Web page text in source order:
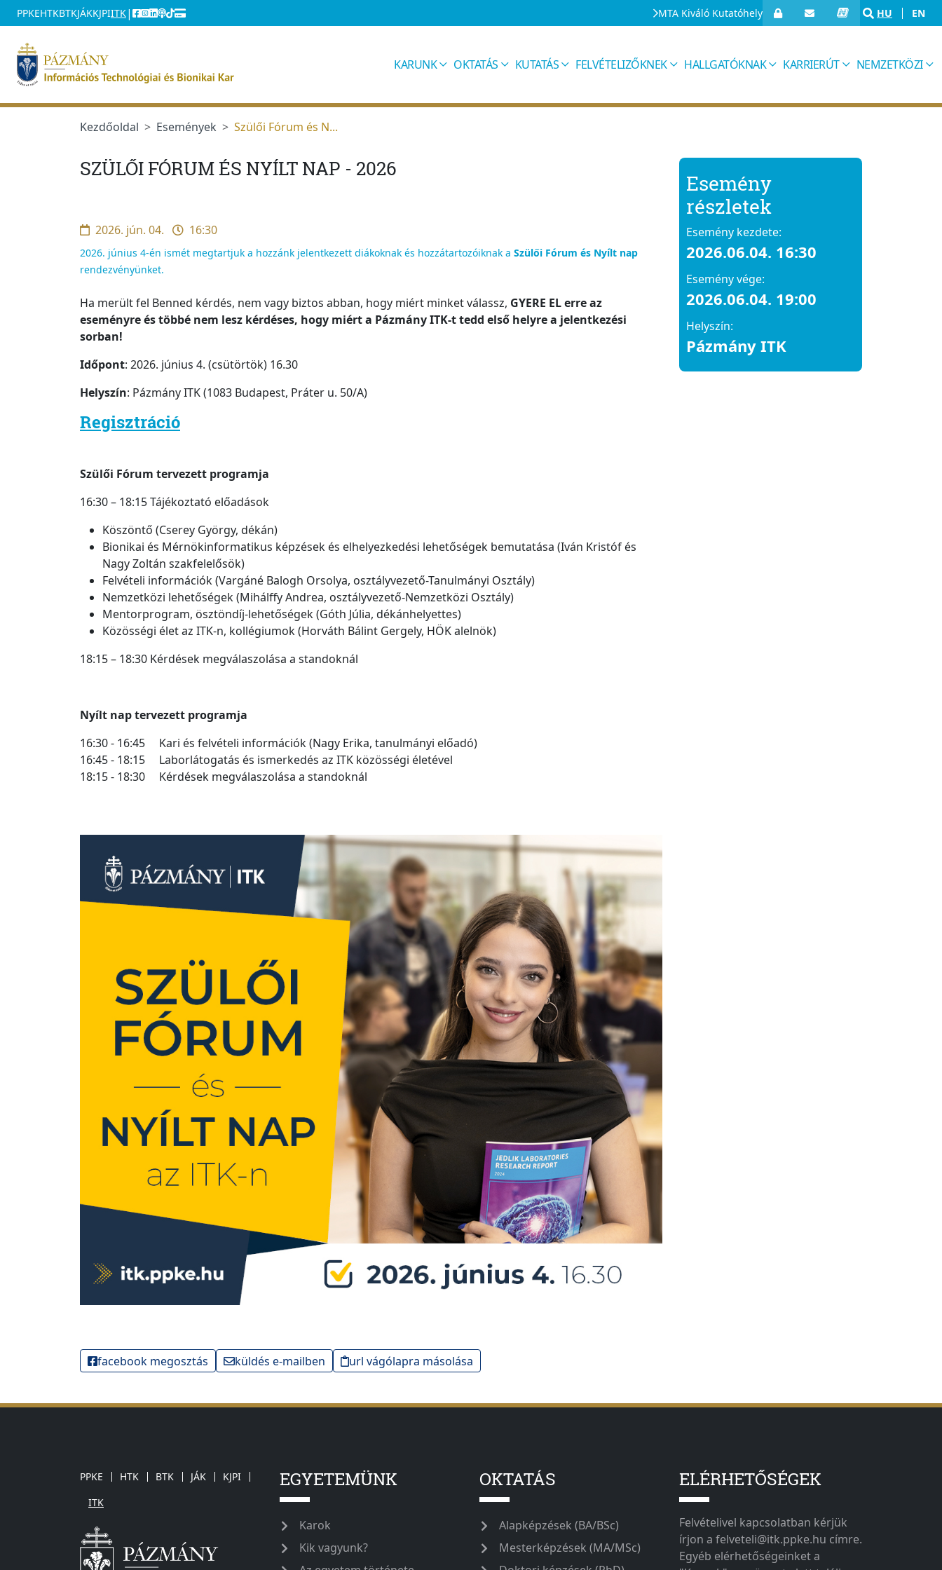
Ugrás a menüre
Ugrás a tartalomra
PPKEHTKBTKJÁKKJPIITK| MTA Kiváló Kutatóhely HU EN
KARUNK OKTATÁS KUTATÁS FELVÉTELIZŐKNEK HALLGATÓKNAK KARRIERÚT NEMZETKÖZI
Kezdőoldal Események Szülői Fórum és N...
SZÜLŐI FÓRUM ÉS NYÍLT NAP - 2026
2026. jún. 04. 16:30
2026. június 4-én ismét megtartjuk a hozzánk jelentkezett diákoknak és hozzátartozóiknak a Szülői Fórum és Nyílt nap
rendezvényünket.
Ha merült fel Benned kérdés, nem vagy biztos abban, hogy miért minket válassz, GYERE EL erre az
eseményre és többé nem lesz kérdéses, hogy miért a Pázmány ITK-t tedd első helyre a jelentkezési
sorban!
Időpont: 2026. június 4. (csütörtök) 16.30
Helyszín: Pázmány ITK (1083 Budapest, Práter u. 50/A)
Regisztráció
Szülői Fórum tervezett programja
16:30 – 18:15 Tájékoztató előadások
Köszöntő (Cserey György, dékán)
Bionikai és Mérnökinformatikus képzések és elhelyezkedési lehetőségek bemutatása (Iván Kristóf és
Nagy Zoltán szakfelelősök)
Felvételi információk (Vargáné Balogh Orsolya, osztályvezető-Tanulmányi Osztály)
Nemzetközi lehetőségek (Mihálffy Andrea, osztályvezető-Nemzetközi Osztály)
Mentorprogram, ösztöndíj-lehetőségek (Góth Júlia, dékánhelyettes)
Közösségi élet az ITK-n, kollégiumok (Horváth Bálint Gergely, HÖK alelnök)
18:15 – 18:30 Kérdések megválaszolása a standoknál
Nyílt nap tervezett programja
16:30 - 16:45 Kari és felvételi információk (Nagy Erika, tanulmányi előadó)
16:45 - 18:15 Laborlátogatás és ismerkedés az ITK közösségi életével
18:15 - 18:30 Kérdések megválaszolása a standoknál
facebook megosztás küldés e-mailben url vágólapra másolása
Esemény
részletek
Esemény kezdete:
2026.06.04. 16:30
Esemény vége:
2026.06.04. 19:00
Helyszín:
Pázmány ITK
PPKE HTK BTK JÁK
KJPI
ITK
EGYETEMÜNK
Karok
Kik vagyunk?
OKTATÁS
Alapképzések (BA/BSc)
Mesterképzések (MA/MSc)
ELÉRHETŐSÉGEK
Felvételivel kapcsolatban kérjük
írjon a felveteli@itk.ppke.hu címre.
Egyéb elérhetőségeinket a